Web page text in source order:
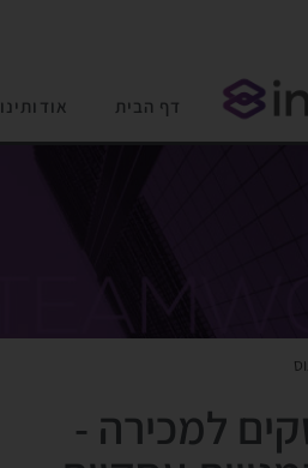
דף הבית אודותינו
למכירה -